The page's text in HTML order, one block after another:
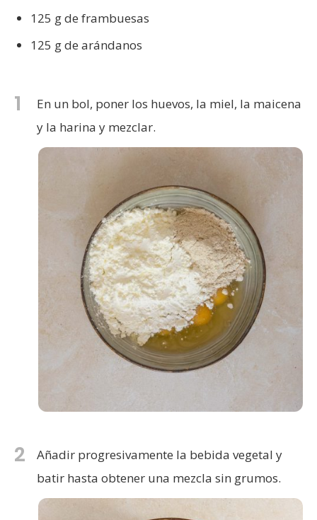
125 g de frambuesas
125 g de arándanos
1
En un bol, poner los huevos, la miel, la maicena
y la harina y mezclar.
2
Añadir progresivamente la bebida vegetal y
batir hasta obtener una mezcla sin grumos.